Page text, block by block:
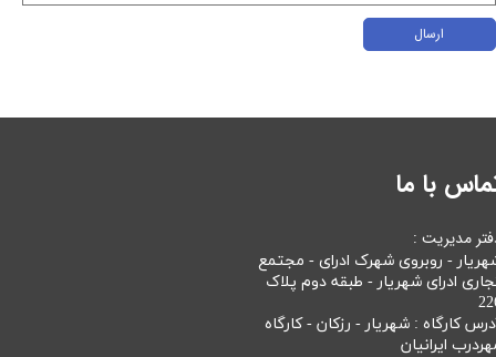
ارسال
با ما
مدیریت :
- روبروی شهرک ادرای - مجتمع
ادرای شهریار - طبقه دوم پلاک
کارگاه : شهریار - رزکان - کارگاه
ایرانیان